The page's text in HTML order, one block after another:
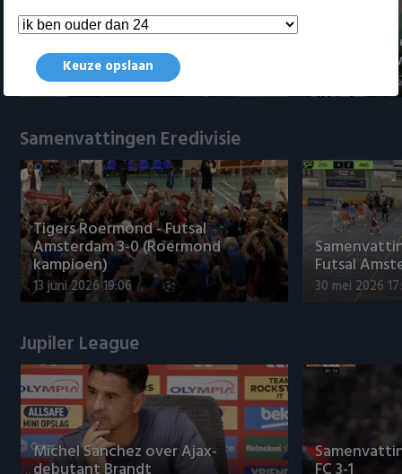
Voorbeschouwing Cambuur-
Excelsior met Plat en El Arguioui
6 augustus 2026 18:49
PSV
ervaren
6 augustus
Samenvattingen Eredivisie
Tigers Roermond - Futsal
Amsterdam 3-0 (Roermond
kampioen)
13 juni 2026 19:06
Futsal
30 mei 2026
Jupiler League
Míchel Sanchez over Ajax-
Keuze opslaan